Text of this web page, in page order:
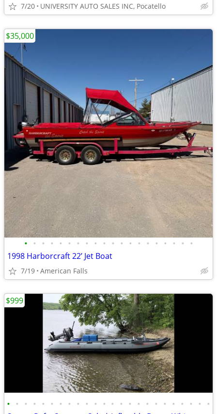
7/20 UNIVERSITY AUTO SALES INC, Pocatello
• • • • • • • • • • • • • • • • • • • •
1998 Harborcraft 22’ Jet Boat
7/19 American Falls
$35,000
• • • • • • • • • • • • • • • • • • • • • • • •
$999